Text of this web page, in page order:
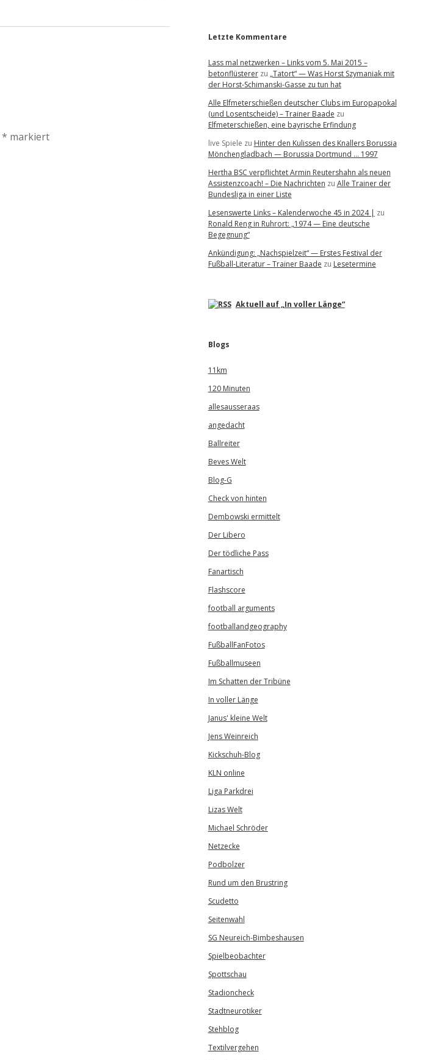
* markiert
Letzte Kommentare
Lass mal netzwerken – Links vom 5. Mai 2015 –
betonflüstererzu „Tatort“ — Was Horst Szymaniak mit
der Horst-Schimanski-Gasse zu tun hat
Alle Elfmeterschießen deutscher Clubs im Europapokal
(und Losentscheide) – Trainer Baade zu
Elfmeterschießen, eine bayrische Erfindung
live Spiele zu Hinter den Kulissen des Knallers Borussia
Mönchengladbach — Borussia Dortmund … 1997
Hertha BSC verpflichtet Armin Reutershahn als neuen
Assistenzcoach! – Die Nachrichten zu Alle Trainer der
Bundesliga in einer Liste
Lesenswerte Links – Kalenderwoche 45 in 2024 | zu
Ronald Reng in Ruhrort: „1974 — Eine deutsche
Begegnung“
Ankündigung: „Nachspielzeit“ — Erstes Festival der
Fußball-Literatur – Trainer Baade zu Lesetermine
Aktuell auf „In voller Länge“
Blogs
11km
120 Minuten
allesausseraas
angedacht
Ballreiter
Beves Welt
Blog-G
Check von hinten
Dembowski ermittelt
Der Libero
Der tödliche Pass
Fanartisch
Flashscore
football arguments
footballandgeography
FußballFanFotos
Fußballmuseen
Im Schatten der Tribüne
In voller Länge
Janus' kleine Welt
Jens Weinreich
Kickschuh-Blog
KLN online
Liga Parkdrei
Lizas Welt
Michael Schröder
Netzecke
Podbolzer
Rund um den Brustring
Scudetto
Seitenwahl
SG Neureich-Bimbeshausen
Spielbeobachter
Spottschau
Stadioncheck
Stadtneurotiker
Stehblog
Textilvergehen